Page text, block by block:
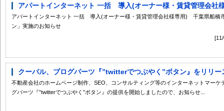
アパートインターネット 一括 導入(オーナー様・賃貸管理会
アパートインターネット 一括 導入(オーナー様・賃貸管理会社様専用) 千葉県船
ン」実施のお知らせ
クーバル、ブログパーツ『”twitterでつぶやく”ボタン』をリリー
不動産会社のホームページ制作、SEO、コンサルティング等のインターネットマー
グパーツ『”twitterでつぶやく”ボタン』の提供を開始しましたので、お知らせ...